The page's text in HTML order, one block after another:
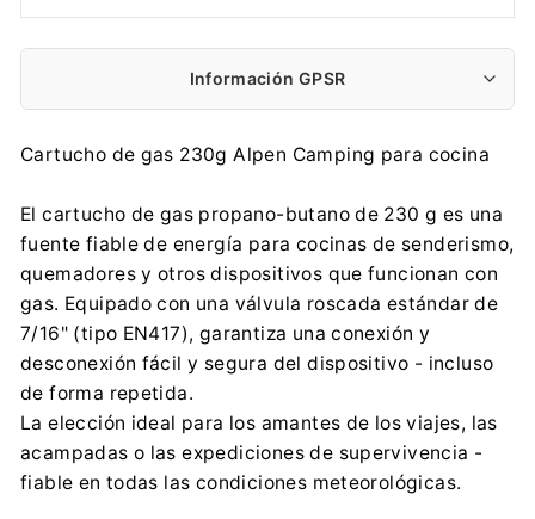
Información GPSR
Fabricante:
INKO-TIME
biuro@inkotime.pl
+48 95 737 66 86
Importador:
ALPEN CAMPING SP. Z O.O.
Strumykowa 10A, 66-450 Łupowo
biuro@alpencamping.pl
Información de seguridad:
Descargar archivo
Cartucho de gas 230g Alpen Camping para cocina
El cartucho de gas propano-butano de 230 g es una
fuente fiable de energía para cocinas de senderismo,
quemadores y otros dispositivos que funcionan con
gas. Equipado con una válvula roscada estándar de
7/16" (tipo EN417), garantiza una conexión y
desconexión fácil y segura del dispositivo - incluso
de forma repetida.
La elección ideal para los amantes de los viajes, las
acampadas o las expediciones de supervivencia -
fiable en todas las condiciones meteorológicas.